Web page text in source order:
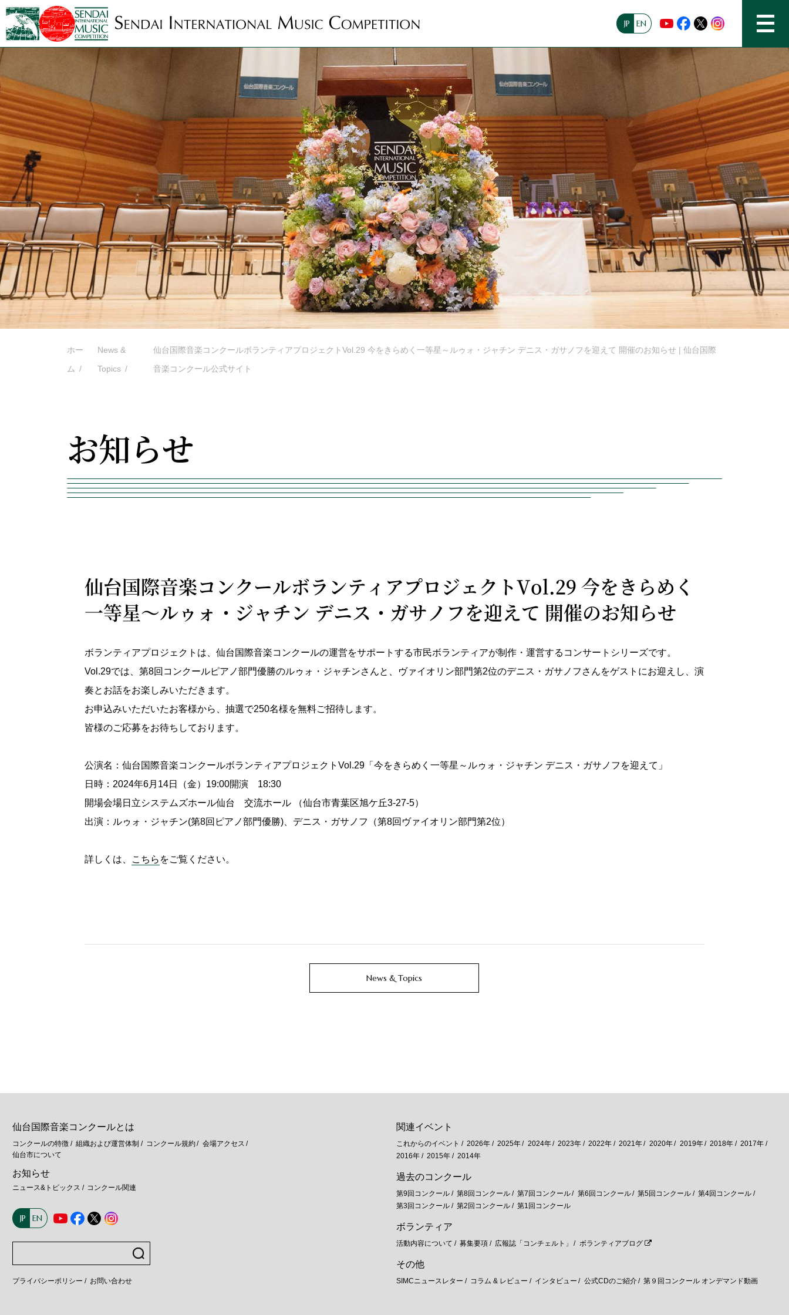
JP EN
ホー
ム
News &
Topics
仙台国際音楽コンクールボランティアプロジェクトVol.29 今をきらめく一等星～ルゥォ・ジャチン デニス・ガサノフを迎えて 開催のお知らせ | 仙台国際
音楽コンクール公式サイト
お知らせ
仙台国際音楽コンクールボランティアプロジェクトVol.29 今をきらめく
一等星～ルゥォ・ジャチン デニス・ガサノフを迎えて 開催のお知らせ
ボランティアプロジェクトは、仙台国際音楽コンクールの運営をサポートする市民ボランティアが制作・運営するコンサートシリーズです。
Vol.29では、第8回コンクールピアノ部門優勝のルゥォ・ジャチンさんと、ヴァイオリン部門第2位のデニス・ガサノフさんをゲストにお迎えし、演
奏とお話をお楽しみいただきます。
お申込みいただいたお客様から、抽選で250名様を無料ご招待します。
皆様のご応募をお待ちしております。
公演名：仙台国際音楽コンクールボランティアプロジェクトVol.29「今をきらめく一等星～ルゥォ・ジャチン デニス・ガサノフを迎えて」
日時：2024年6月14日（金）19:00開演 18:30
開場会場日立システムズホール仙台 交流ホール （仙台市青葉区旭ケ丘3-27-5）
出演：ルゥォ・ジャチン(第8回ピアノ部門優勝)、デニス・ガサノフ（第8回ヴァイオリン部門第2位）
詳しくは、 こちら をご覧ください。
News & Topics
仙台国際音楽コンクールとは
コンクールの特徴 組織および運営体制 コンクール規約
会場アクセス
仙台市について
お知らせ
ニュース&トピックス コンクール関連
関連イベント
これからのイベント 2026年 2025年 2024年 2023年 2022年 2021年 2020年 2019年 2018年
2017年
2016年
2015年 2014年
過去のコンクール
第9回コンクール 第8回コンクール 第7回コンクール 第6回コンクール 第5回コンクール
第4回コンクール
第3回コンクール
第2回コンクール 第1回コンクール
ボランティア
活動内容について 募集要項 広報誌「コンチェルト」 ボランティアブログ
その他
SIMCニュースレター コラム & レビュー インタビュー 公式CDのご紹介 第９回コンクール オンデマンド動画
JP EN
プライバシーポリシー お問い合わせ